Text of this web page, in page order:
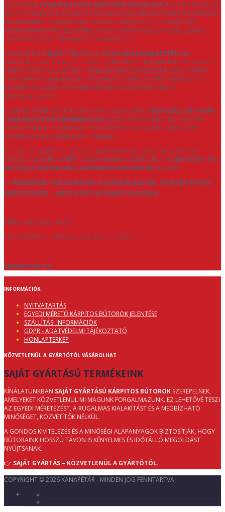
BÚTORAINK TELJESEN EGYEDI MÉRETBEN KÉSZÜLNEK, ÍGY PONTOSAN AZ
ÖN OTTHONÁHOZ, TÉRADOTTSÁGAIHOZ ÉS ELKÉPZELÉSEIHEZ IGAZODNAK.
NÁLUNK NINCS SZABVÁNYMEGOLDÁS: A MÉRETEZÉST CENTIMÉTERRE
PONTOSAN HATÁROZZUK MEG, HOGY A BÚTOR NE CSAK SZÉP LEGYEN,
HANEM VALÓBAN KÉNYELMES ÉS PRAKTIKUS IS.
A KIALAKÍTÁS MELLETT RENDKÍVÜL SZÉLESANYAGVÁLASZTÉKÁLL
RENDELKEZÉSRE. TÖBBFÉLE SZÖVET, BÁRSONY ÉS KÖNNYEN TISZTÍTHATÓ
KÁRPIT KÖZÜL VÁLASZTHAT, AMELYEK NEMCSAK ESZTÉTIKUSAK, HANEM
TARTÓSAK IS A MINDENNAPI HASZNÁLAT SORÁN. A KÁRPITOK KÖZÖTT
MODERN, KLASSZIKUS ÉS PRÉMIUM MEGOLDÁSOK EGYARÁNT
MEGTALÁLHATÓK.
A SZÍNEK TERÉN SZINTE KORLÁTLAN A LEHETŐSÉG: TÖBB SZÁZ, SŐT AKÁR
TÖBB MINT EZER SZÍNÁRNYALAT KÖZÜL VÁLASZTHAT, ÍGY A BÚTOR
TÖKÉLETESEN ILLESZKEDIK AZ ENTERIŐRHÖZ VAGY AKÁR KARAKTERES
HANGSÚLYOS ELEMÉVÉ VÁLIK A TÉRNEK.
A TERVEZÉS SORÁN SZEMÉLYES TANÁCSADÁSSAL SEGÍTÜNK, HOGY AZ
ANYAG, A SZÍN ÉS A MÉRET ÖSSZHANGBAN LEGYEN, ÉS A VÉGEREDMÉNY EGY
IDŐTÁLLÓ, KÉNYELMES, VALÓBAN EGYEDI BÚTOR LEGYEN.
👉 RENDKÍVÜL SZÉLES ANYAG- ÉS SZÍNVÁLASZTÉK, TELJESEN EGYEDI
MÉRETEZÉSSEL – MERT A BÚTOR ÖNHÖZ IGAZODIK.
TÍMEA +36 20 561 46 33
1047 BUDAPEST BAROSS UTCA 75-77. 1 EMELET
KANAPETAR.HU
INFORMÁCIÓK
NYITVATARTÁS
EGYEDI MÉRETŰ KÁRPITOS BÚTOROK JELENTÉSE
SZÁLLÍTÁSI INFORMÁCIÓK
GDPR - ADATVÉDELMI TÁJÉKOZTATÓ
HONLAPTÉRKÉP
KÖZVETLENÜL A GYÁRTÓTÓL VÁSÁROLHAT
SAJÁT GYÁRTÁSÚ TERMÉKEINK
KÍNÁLATUNKBAN SAJÁT GYÁRTÁSÚ KÁRPITOS BÚTOROK SZEREPELNEK,
AMELYEKET KÖZVETLENÜL MI MAGUNK FORGALMAZUNK. EZ LEHETŐVÉ TESZI
AZ EGYEDI MÉRETEZÉST, A RUGALMAS KIALAKÍTÁST ÉS A MEGBÍZHATÓ
MINŐSÉGET, KÖZVETÍTŐK NÉLKÜL.
A GONDOS KIVITELEZÉS ÉS A MINŐSÉGI ALAPANYAGOK BIZTOSÍTJÁK, HOGY
BÚTORAINK HOSSZÚ TÁVON IS KÉNYELMES ÉS IDŐTÁLLÓ MEGOLDÁST
NYÚJTSANAK.
👉 SAJÁT GYÁRTÁS – KÖZVETLENÜL A GYÁRTÓTÓL.
COPYRIGHT © 2026 KANAPÉTÁR - MINDEN JOG FENNTARTVA!